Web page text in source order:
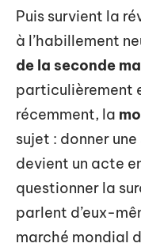
Puis survient la
à l’habillement
de la seconde
particulièrement
récemment, la
sujet : donner
devient un acte
questionner la
parlent d’eux-
marché mondial